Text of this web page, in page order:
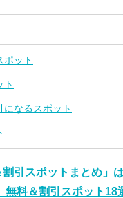
ポット
ト
なるスポット
引スポットまとめ」
無料＆割引スポット